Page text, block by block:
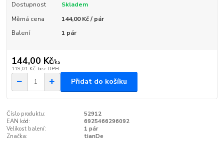
Dostupnost
Skladem
Měrná cena
144,00 Kč / pár
Balení
1 pár
144,00 Kč/ks
119,01 Kč bez DPH
Přidat do košíku
Číslo produktu:
52912
EAN kód:
6925466296092
Velikost balení:
1 pár
Značka:
tianDe